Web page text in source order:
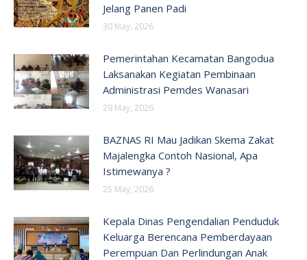
Jelang Panen Padi
30 May, 2026
Pemerintahan Kecamatan Bangodua
Laksanakan Kegiatan Pembinaan
Administrasi Pemdes Wanasari
29 May, 2026
BAZNAS RI Mau Jadikan Skema Zakat
Majalengka Contoh Nasional, Apa
Istimewanya ?
25 May, 2026
Kepala Dinas Pengendalian Penduduk
Keluarga Berencana Pemberdayaan
Perempuan Dan Perlindungan Anak